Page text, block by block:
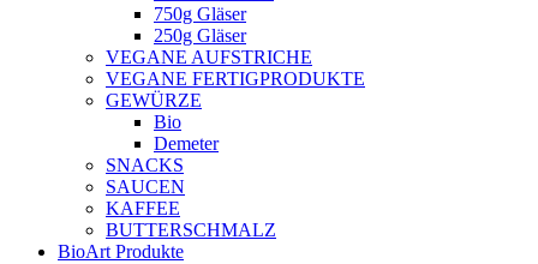
750g Gläser
250g Gläser
VEGANE AUFSTRICHE
VEGANE FERTIGPRODUKTE
GEWÜRZE
Bio
Demeter
SNACKS
SAUCEN
KAFFEE
BUTTERSCHMALZ
BioArt Produkte